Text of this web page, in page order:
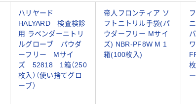
ハリヤード
HALYARD 検査検診
用 ラベンダーニトリ
ルグローブ パウダ
ーフリー Mサイ
ズ 52818 1箱（250
枚入）（使い捨てグロ
ーブ）
帝人フロンティア ソ
フトニトリル手袋(パ
ウダーフリー Mサイ
ズ) NBR-PF8W M 1
箱(100枚入)